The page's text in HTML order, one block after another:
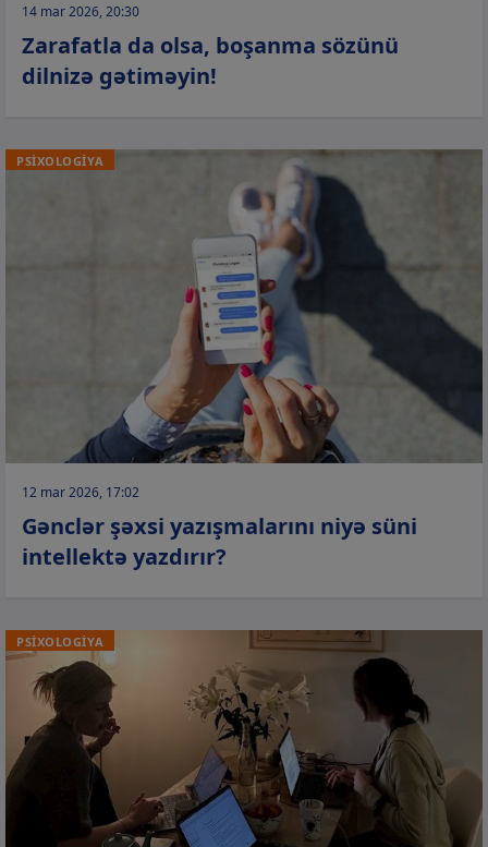
14 mar 2026, 20:30
Zarafatla da olsa, boşanma sözünü
dilnizə gətiməyin!
PSİXOLOGİYA
12 mar 2026, 17:02
Gənclər şəxsi yazışmalarını niyə süni
intellektə yazdırır?
PSİXOLOGİYA